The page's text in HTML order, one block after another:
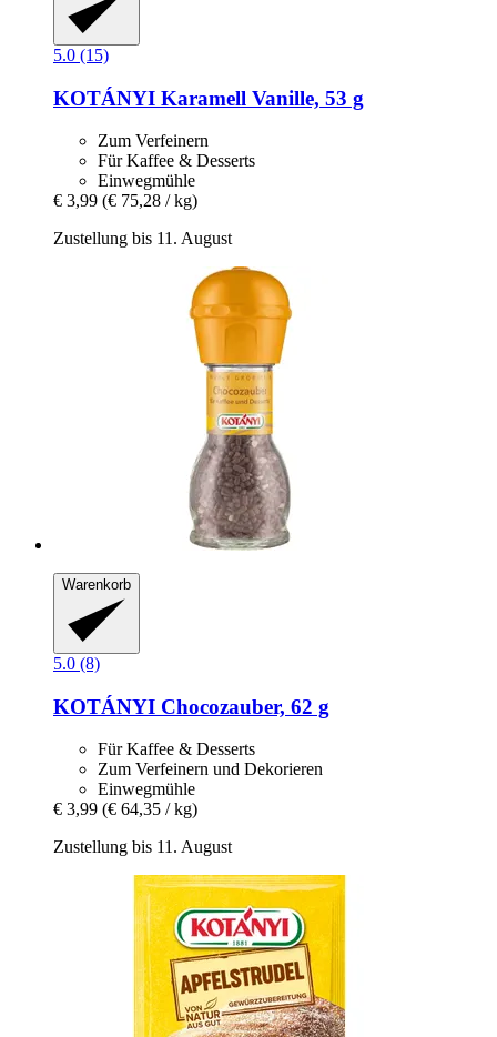
5.0 (15)
KOTÁNYI Karamell Vanille, 53 g
Zum Verfeinern
Für Kaffee & Desserts
Einwegmühle
€ 3,99 (€ 75,28 / kg)
Zustellung bis 11. August
Warenkorb
5.0 (8)
KOTÁNYI Chocozauber, 62 g
Für Kaffee & Desserts
Zum Verfeinern und Dekorieren
Einwegmühle
€ 3,99 (€ 64,35 / kg)
Zustellung bis 11. August